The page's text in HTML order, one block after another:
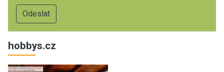
hobbys.cz